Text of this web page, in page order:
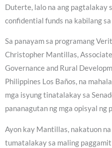
Duterte, lalo na ang pagtalakay
confidential funds na kabilang
Sa panayam sa programang
Christopher Mantillas,
Governance and Rural
Philippines Los Baños, na
mga isyung tinatalakay sa
pananagutan ng mga opisyal ng
Ayon kay Mantillas, nakatuon
tumatalakay sa maling